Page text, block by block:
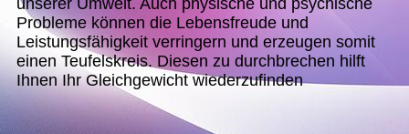
unserer Umwelt. Auch physische und psychische
Probleme können die Lebensfreude und
Leistungsfähigkeit verringern und erzeugen somit
einen Teufelskreis. Diesen zu durchbrechen hilft
Ihnen Ihr Gleichgewicht wiederzufinden